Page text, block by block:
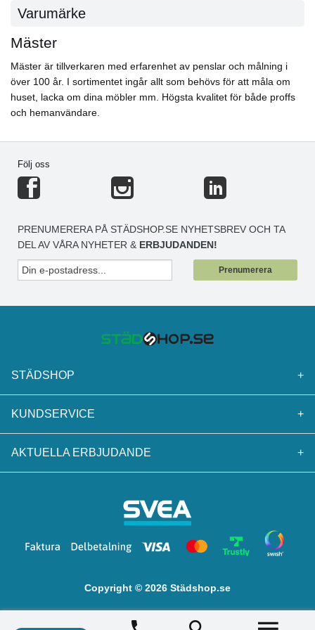
Varumärke
Mäster
Mäster är tillverkaren med erfarenhet av penslar och målning i
över 100 år. I sortimentet ingår allt som behövs för att måla om
huset, lacka om dina möbler mm. Högsta kvalitet för både proffs
och hemanvändare.
Följ oss
PRENUMERERA PÅ STÄDSHOP.SE NYHETSBREV OCH TA
DEL AV VÅRA NYHETER & ERBJUDANDEN!
Prenumerera
STÄDSHOP +
KUNDSERVICE +
AKTUELLA ERBJUDANDE +
Copyright © 2026 Städshop.se